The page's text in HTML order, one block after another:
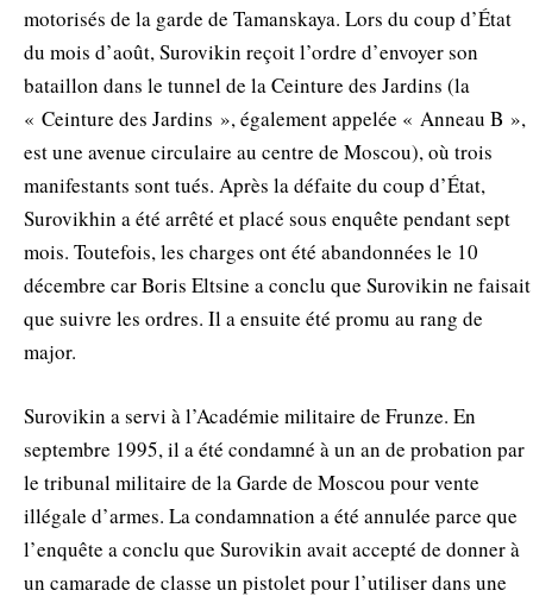
motorisés de la garde de Tamanskaya. Lors du coup d’État
du mois d’août, Surovikin reçoit l’ordre d’envoyer son
bataillon dans le tunnel de la Ceinture des Jardins (la
« Ceinture des Jardins », également appelée « Anneau B »,
est une avenue circulaire au centre de Moscou), où trois
manifestants sont tués. Après la défaite du coup d’État,
Surovikhin a été arrêté et placé sous enquête pendant sept
mois. Toutefois, les charges ont été abandonnées le 10
décembre car Boris Eltsine a conclu que Surovikin ne faisait
que suivre les ordres. Il a ensuite été promu au rang de
major.
Surovikin a servi à l’Académie militaire de Frunze. En
septembre 1995, il a été condamné à un an de probation par
le tribunal militaire de la Garde de Moscou pour vente
illégale d’armes. La condamnation a été annulée parce que
l’enquête a conclu que Surovikin avait accepté de donner à
un camarade de classe un pistolet pour l’utiliser dans une